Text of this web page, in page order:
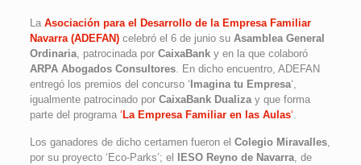
La Asociación para el Desarrollo de la Empresa Familiar
Navarra (ADEFAN)celebró el 6 de junio su Asamblea General
Ordinaria, patrocinada por CaixaBanky en la que colaboró
ARPA Abogados Consultores. En dicho encuentro, ADEFAN
entregó los premios del concurso ‘ Imagina tu Empresa‘,
igualmente patrocinado por CaixaBank Dualizay que forma
parte del programa ‘ La Empresa Familiar en las Aulas‘.
Los ganadores de dicho certamen fueron el Colegio Miravalles,
por su proyecto ‘Eco-Parks’; el
IESO Reyno de Navarra, de